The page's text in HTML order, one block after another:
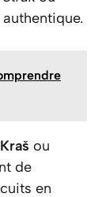
ou
de
en